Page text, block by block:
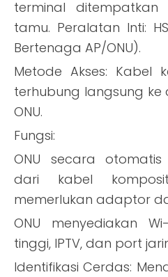
terminal
tamu. Peralatan Inti:
Bertenaga AP/ONU).
Metode Akses: Kabel
terhubung langsung
ONU.
Fungsi:
ONU secara
dari kabel
memerlukan adaptor
ONU menyediakan
tinggi, IPTV, dan port
Identifikasi Cerdas: